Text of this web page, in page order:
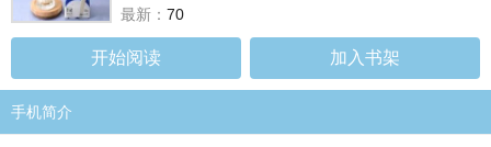
最新： 70
开始阅读 加入书架
手机简介